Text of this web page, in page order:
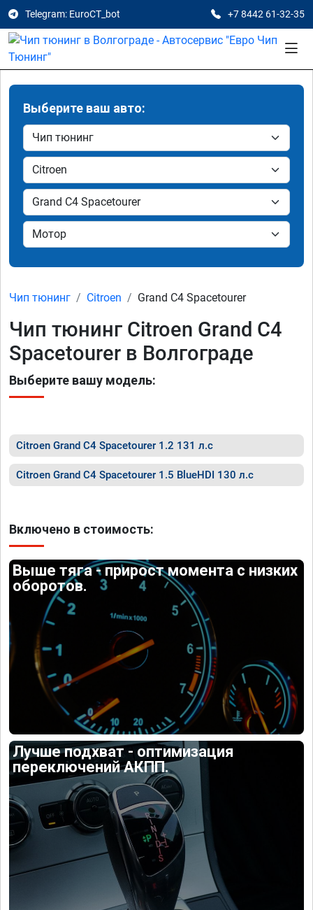
Telegram: EuroCT_bot +7 8442 61-32-35
Выберите ваш авто:
Чип тюнинг Citroen Grand C4 Spacetourer
Чип тюнинг Citroen Grand C4
Spacetourer в Волгограде
Выберите вашу модель:
Citroen Grand C4 Spacetourer 1.2 131 л.с
Citroen Grand C4 Spacetourer 1.5 BlueHDI 130 л.с
Включено в стоимость:
Выше тяга - прирост момента с низких
оборотов.
Лучше подхват - оптимизация
переключений АКПП.